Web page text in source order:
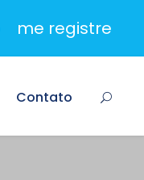
me registre
Contato